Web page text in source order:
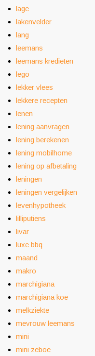
lage
lakenvelder
lang
leemans
leemans kredieten
lego
lekker vlees
lekkere recepten
lenen
lening aanvragen
lening berekenen
lening mobilhome
lening op afbetaling
leningen
leningen vergelijken
levenhypotheek
lilliputiens
livar
luxe bbq
maand
makro
marchigiana
marchigiana koe
melkziekte
mevrouw leemans
mini
mini zeboe